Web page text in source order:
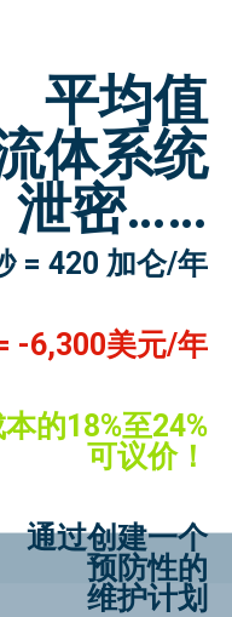
平均值
体系统
泄密……
= 420 加仑/年
-6,300美元/年
的18%至24%
可议价！
通过创建一个
预防性的
维护计划